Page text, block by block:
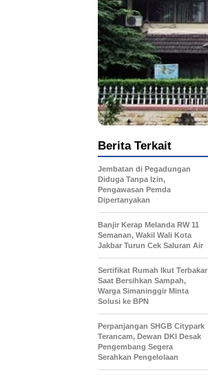
Berita Terkait
Jembatan di Pegadungan
Diduga Tanpa Izin,
Pengawasan Pemda
Dipertanyakan
Banjir Kerap Melanda RW 11
Semanan, Wakil Wali Kota
Jakbar Turun Cek Saluran Air
Sertifikat Rumah Ikut Terbakar
Saat Bersihkan Sampah,
Warga Simaninggir Minta
Solusi ke BPN
Perpanjangan SHGB Citypark
Terancam, Dewan DKI Desak
Pengembang Segera
Serahkan Pengelolaan